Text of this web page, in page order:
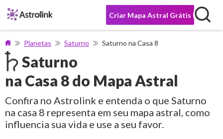
Criar Mapa Astral Grátis
Planetas Saturno Saturno na Casa 8
Saturno
na Casa 8 do Mapa Astral
Confira no Astrolink e entenda o que Saturno
na casa 8 representa em seu mapa astral, como
influencia sua vida e use a seu favor.